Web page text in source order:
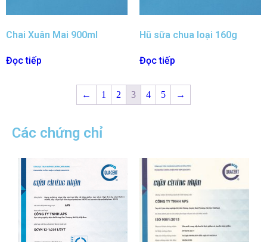
Chai Xuân Mai 900ml
Đọc tiếp
Hũ sữa chua loại 160g
Đọc tiếp
← 1 2 3 4 5 →
Các chứng chỉ